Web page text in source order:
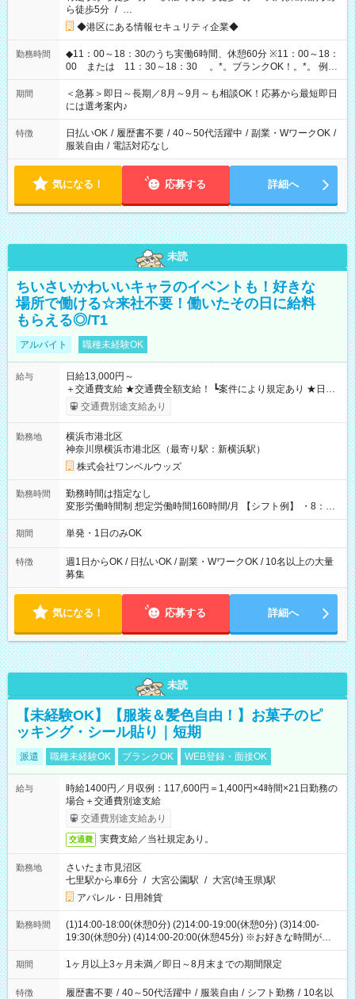
ら徒歩5分 / …
◆港区にある情報セキュリティ企業◆
勤務時間
◆11：00～18：30のうち実働6時間、休憩60分 ※11：00～18：
00 または 11：30～18：30 。*。ブランクOK！。*。 例え
ば前職が、 在宅/財団法人/事務/コールセンター/受付/販売/カフェ
スタッフ スイーツ販売/ホテルフロント/化粧品販売/など 様々な
業界から入社して活躍されています♪
期間
＜急募＞即日～長期／8月～9月～も相談OK！応募から最短即日
には選考案内♪
特徴 日払いOK / 履歴書不要 / 40～50代活躍中 / 副業・WワークOK /
服装自由 / 電話対応なし
気になる！ 応募する 詳細へ
未読
ちいさいかわいいキャラのイベントも！好きな
場所で働ける☆来社不要！働いたその日に給料
もらえる◎/T1
アルバイト 職種未経験OK
給与
日給13,000円～
＋交通費支給 ★交通費全額支給！ ┗案件により規定あり ★日払
いOK！（規定あり） ┗働いたその日に現金GET♪ お仕事後はコ
ンビニATMから 日払い分を引き落とせます！ 【試用期間】試
交通費別途支給あり
勤務地
横浜市港北区
神奈川県横浜市港北区（最寄り駅：新横浜駅）
株式会社ワンベルウッズ
勤務時間
勤務時間は指定なし
変形労働時間制 想定労働時間160時間/月 【シフト例】 ・8：00
～21：00
期間 単発・1日のみOK
特徴
週1日からOK / 日払いOK / 副業・WワークOK / 10名以上の大量
募集
気になる！ 応募する 詳細へ
未読
【未経験OK】【服装＆髪色自由！】お菓子のピ
ッキング・シール貼り｜短期
派遣 職種未経験OK ブランクOK WEB登録・面接OK
給与
時給1400円／月収例：117,600円＝1,400円×4時間×21日勤務の
場合＋交通費別途支給
交通費別途支給あり
交通費 実費支給／当社規定あり。
勤務地
さいたま市見沼区
七里駅から車6分 / 大宮公園駅 / 大宮(埼玉県)駅
アパレル・日用雑貨
勤務時間
(1)14:00-18:00(休憩0分) (2)14:00-19:00(休憩0分) (3)14:00-
19:30(休憩0分) (4)14:00-20:00(休憩45分) ※お好きな時間が選べ
ます
期間 1ヶ月以上3ヶ月未満／即日～8月末までの期間限定
特徴 履歴書不要 / 40～50代活躍中 / 服装自由 / シフト勤務 / 10名以